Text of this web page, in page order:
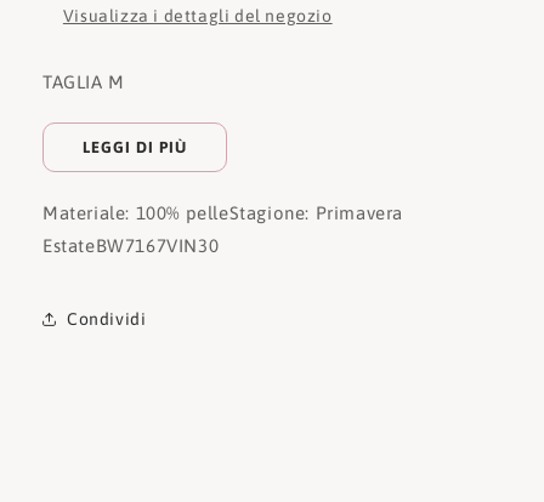
Visualizza i dettagli del negozio
TAGLIA M
LEGGI DI PIÙ
Materiale: 100% pelleStagione: Primavera
EstateBW7167VIN30
Condividi